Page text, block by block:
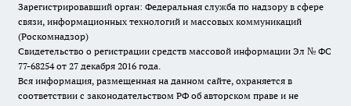
Зарегистрировавший орган: Федеральная служба по надзору в сфере
связи, информационных технологий и массовых коммуникаций
(Роскомнадзор)
Свидетельство о регистрации средств массовой информации Эл № ФС
77-68254 от 27 декабря 2016 года.
Вся информация, размещенная на данном сайте, охраняется в
соответствии с законодательством РФ об авторском праве и не